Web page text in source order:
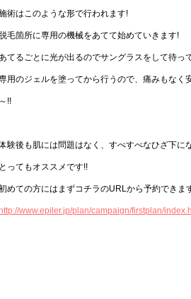
術はこのような形で行われます!
毛箇所に専用の機械をあてて始めていきます!
てるごとに光が出るのでサングラスをして待っ
用のジェルを塗ってから行うので、痛みもなく
!!
験後も肌には問題はなく、すべすべなひざ下に
ってもオススメです!!
めての方にはまずコチラのURLから予約できま
www.epiler.jp/plan/campaign/firstplan/